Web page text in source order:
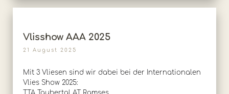
Vlisshow AAA 2025
21 August 2025
Mit 3 Vliesen sind wir dabei bei der Internationalen
Vlies Show 2025: